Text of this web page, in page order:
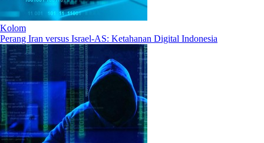
Kolom
Perang Iran versus Israel-AS: Ketahanan Digital Indonesia